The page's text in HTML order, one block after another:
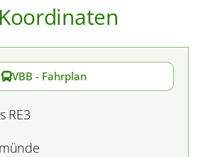
VBB - Fahrplan
RE3